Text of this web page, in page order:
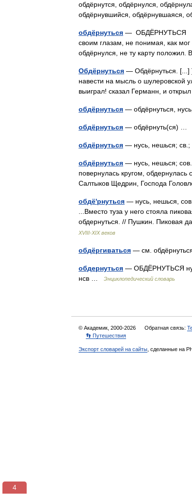
обдёрнутся, обдёрнулся,
обдёрнувшийся, обдёрнувшаяся,
обдёрнуться — ОБДЁРНУТЬСЯ ,
своим глазам, не понимая, как
обдёрнулся, не ту карту
Обдёрнуться — Обдёрнуться. [...]
навести на мысль о шулеровской
выиграл! сказал Германн, и
обдёрнуться — обдёрнуться,
обдёрнуться — обдёрнуть(ся) …
обдёрнуться — нусь, нешься; св.;
обдёрнуться — нусь, нешься; сов.
повернулась кругом, обдернулась
Салтыков Щедрин, Господа
обдё'рнуться — нусь, нешься,
...Вместо туза у него стояла
обдернуться. // Пушкин. Пиковая
ХVIII-ХIХ веков
обдёргиваться — см.
обдернуться — ОБДЁРНУТЬСЯ
нсв …
Энциклопедический словарь
© Академик, 2000-2026 Обратная связь:
👣 Путешествия
Экспорт словарей на сайты , сделанные на
3